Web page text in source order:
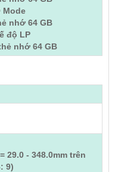
Mode
nhớ 64 GB
độ LP
nhớ 64 GB
- 348.0mm trên
9)